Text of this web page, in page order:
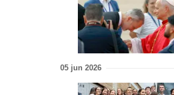
05 jun 2026